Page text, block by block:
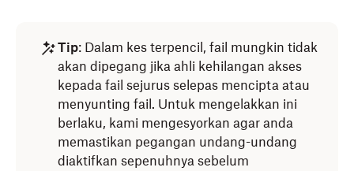
Tip: Dalam kes terpencil, fail mungkin tidak
akan dipegang jika ahli kehilangan akses
kepada fail sejurus selepas mencipta atau
menyunting fail. Untuk mengelakkan ini
berlaku, kami mengesyorkan agar anda
memastikan pegangan undang-undang
diaktifkan sepenuhnya sebelum